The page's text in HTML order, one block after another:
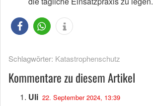
Schlagwörter: Katastrophenschutz
Kommentare zu diesem Artikel
Uli 22. September 2024, 13:39